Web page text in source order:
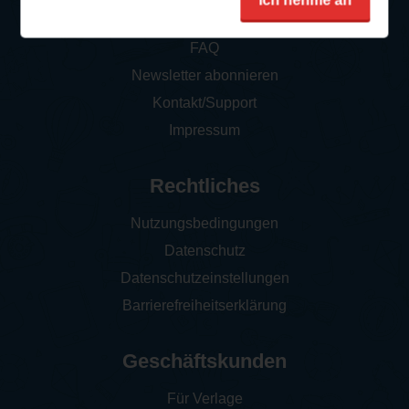
So funktioniert‘s
FAQ
Newsletter abonnieren
Kontakt/Support
Impressum
Rechtliches
Nutzungsbedingungen
Datenschutz
Datenschutzeinstellungen
Barrierefreiheitserklärung
Geschäftskunden
Für Verlage